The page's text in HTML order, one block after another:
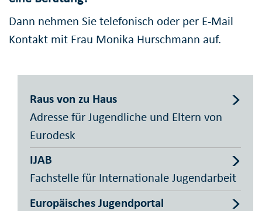
Dann nehmen Sie telefonisch oder per E-Mail
Kontakt mit Frau Monika Hurschmann auf.
Raus von zu Haus
Adresse für Jugendliche und Eltern von
Eurodesk
IJAB
Fachstelle für Internationale Jugendarbeit
Europäisches Jugendportal